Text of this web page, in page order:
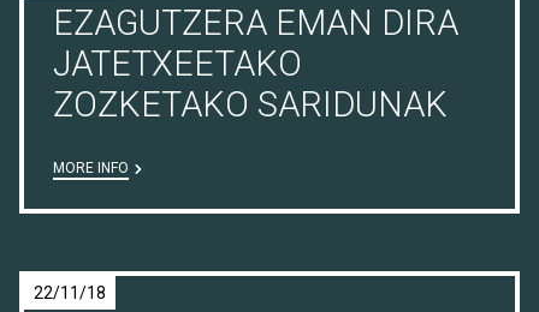
EZAGUTZERA EMAN DIRA
JATETXEETAKO
ZOZKETAKO SARIDUNAK
MORE INFO
22/11/18